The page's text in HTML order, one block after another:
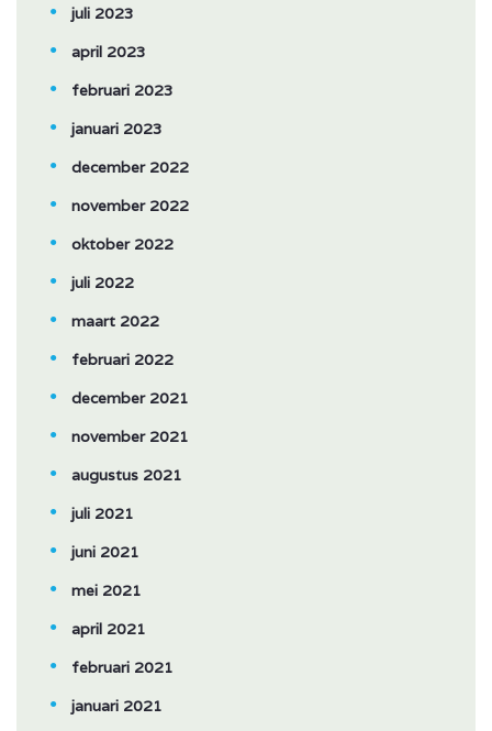
juli 2023
april 2023
februari 2023
januari 2023
december 2022
november 2022
oktober 2022
juli 2022
maart 2022
februari 2022
december 2021
november 2021
augustus 2021
juli 2021
juni 2021
mei 2021
april 2021
februari 2021
januari 2021